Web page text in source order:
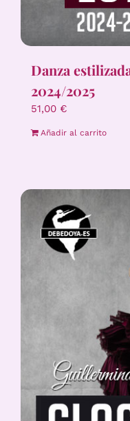
Danza
2024/2025
51,00 €
Añadir al carrito